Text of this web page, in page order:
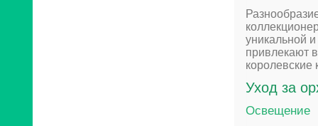
уникальной
привлекают
королевские
Уход за
Освещение